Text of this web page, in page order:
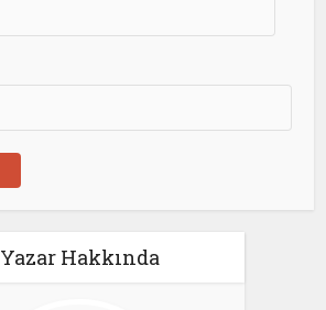
Yazar Hakkında